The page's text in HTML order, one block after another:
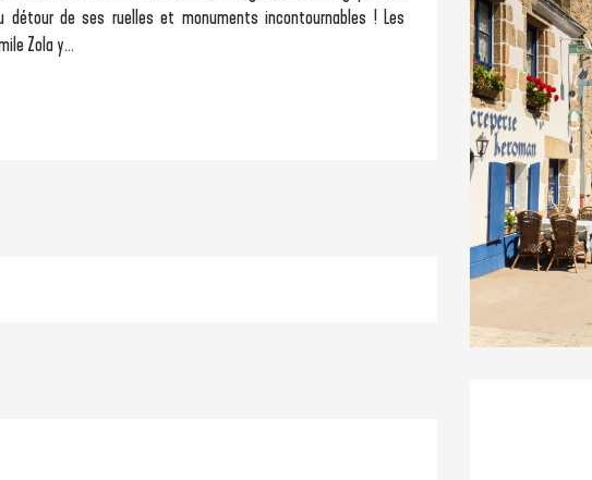
détour de ses ruelles et monuments incontournables ! Les
Zola y...